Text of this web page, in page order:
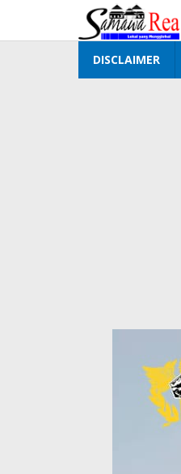
konten
DISCLAIMER